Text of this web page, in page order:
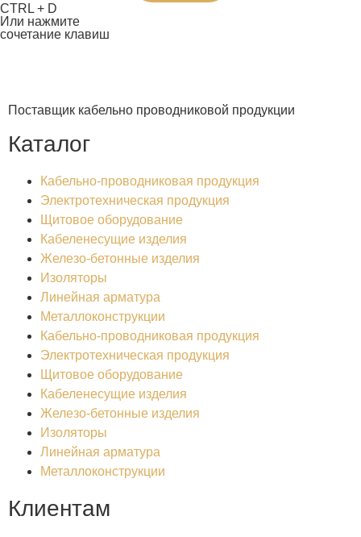
CTRL + D
Или нажмите
сочетание клавиш
Поставщик кабельно проводниковой продукции
Каталог
Кабельно-проводниковая продукция
Электротехническая продукция
Щитовое оборудование
Кабеленесущие изделия
Железо-бетонные изделия
Изоляторы
Линейная арматура
Металлоконструкции
Кабельно-проводниковая продукция
Электротехническая продукция
Щитовое оборудование
Кабеленесущие изделия
Железо-бетонные изделия
Изоляторы
Линейная арматура
Металлоконструкции
Клиентам